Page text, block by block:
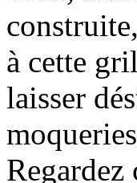
à cette
laisser